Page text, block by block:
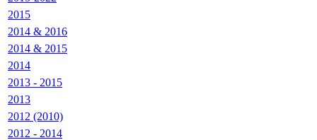
2015
2014 & 2016
2014 & 2015
2014
2013 - 2015
2013
2012 (2010)
2012 - 2014